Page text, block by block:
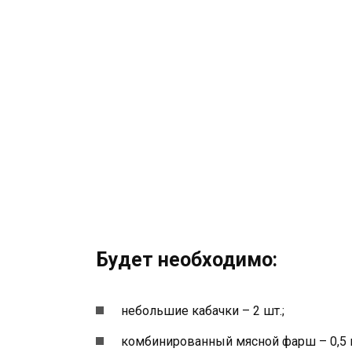
Будет необходимо:
небольшие кабачки – 2 шт.;
комбинированный мясной фарш – 0,5